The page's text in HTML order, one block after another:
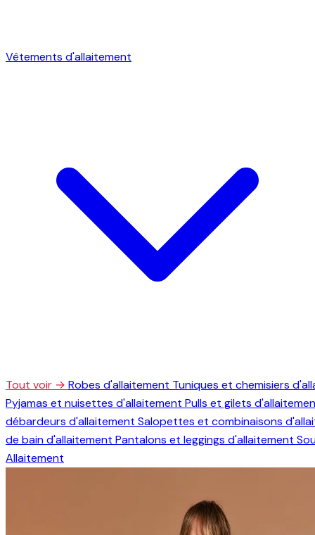
Vêtements d'allaitement
Tout voir → Robes d'allaitement Tuniques et chemisiers
Pyjamas et nuisettes d'allaitement Pulls et gilets
débardeurs d'allaitement Salopettes et combinaisons
de bain d'allaitement Pantalons et leggings d'allaitement
Allaitement